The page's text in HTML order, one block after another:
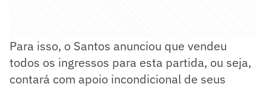
Para isso, o Santos anunciou que vendeu
todos os ingressos para esta partida, ou seja,
contará com apoio incondicional de seus